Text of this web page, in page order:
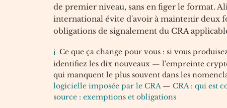
de premier niveau, sans en figer le format.
international évite d'avoir à maintenir deux
obligations de signalement du CRA
Ce que ça change pour vous : si vous
identifiez les dix nouveaux — l'empreinte
qui manquent le plus souvent dans les
logicielle imposée par le CRA— CRA : qui est
source : exemptions et obligations